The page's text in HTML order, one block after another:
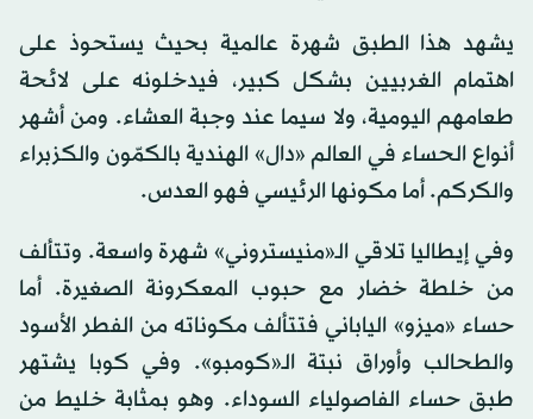
يشهد هذا الطبق شهرة عالمية بحيث يستحوذ على
اهتمام الغربيين بشكل كبير، فيدخلونه على لائحة
طعامهم اليومية، ولا سيما عند وجبة العشاء. ومن أشهر
أنواع الحساء في العالم «دال» الهندية بالكمّون والكزبراء
والكركم. أما مكونها الرئيسي فهو العدس.
وفي إيطاليا تلاقي الـ«منيستروني» شهرة واسعة. وتتألف
من خلطة خضار مع حبوب المعكرونة الصغيرة. أما
حساء «ميزو» الياباني فتتألف مكوناته من الفطر الأسود
والطحالب وأوراق نبتة الـ«كومبو». وفي كوبا يشتهر
طبق حساء الفاصولياء السوداء. وهو بمثابة خليط من